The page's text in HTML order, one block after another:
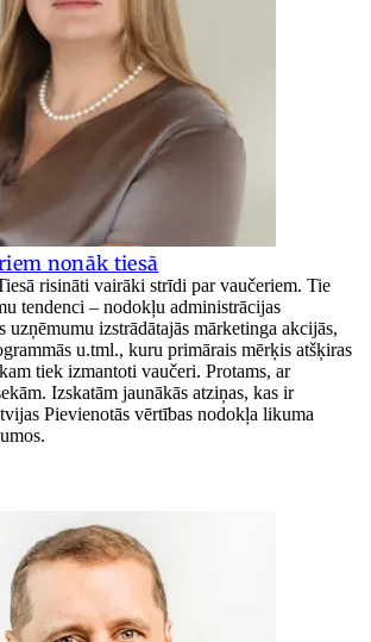
nonāk tiesā
risināti vairāki strīdi par vaučeriem. Tie
tendenci – nodokļu administrācijas
uzņēmumu izstrādātajās mārketinga akcijās,
u.tml., kuru primārais mērķis atšķiras
tiek izmantoti vaučeri. Protams, ar
Izskatām jaunākās atziņas, kas ir
Pievienotās vērtības nodokļa likuma